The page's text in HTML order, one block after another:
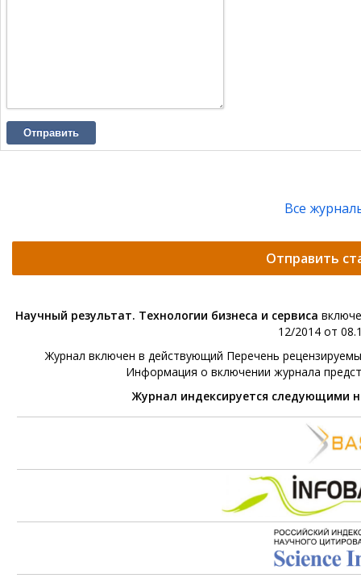
Отправить
Все
Отправить
Научный результат. Технологии бизнеса и сервиса
12/2014 от
Журнал включен в действующий Перечень
Информация о включении журнала
Журнал индексируется следующими